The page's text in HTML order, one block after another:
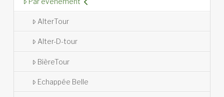
AlterTour
Alter-D-tour
BièreTour
Echappée Belle